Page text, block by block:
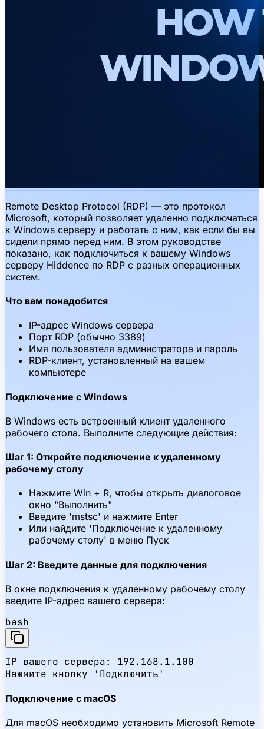
Remote Desktop Protocol (RDP) — это протокол
Microsoft, который позволяет удаленно подключаться
к Windows серверу и работать с ним, как если бы вы
сидели прямо перед ним. В этом руководстве
показано, как подключиться к вашему Windows
серверу Hiddence по RDP с разных операционных
систем.
Что вам понадобится
IP-адрес Windows сервера
Порт RDP (обычно 3389)
Имя пользователя администратора и пароль
RDP-клиент, установленный на вашем
компьютере
Подключение с Windows
В Windows есть встроенный клиент удаленного
рабочего стола. Выполните следующие действия:
Шаг 1: Откройте подключение к удаленному
рабочему столу
Нажмите Win + R, чтобы открыть диалоговое
окно "Выполнить"
Введите 'mstsc' и нажмите Enter
Или найдите 'Подключение к удаленному
рабочему столу' в меню Пуск
Шаг 2: Введите данные для подключения
В окне подключения к удаленному рабочему столу
введите IP-адрес вашего сервера:
bash
IP вашего сервера: 192.168.1.100
Нажмите кнопку 'Подключить'
Подключение с macOS
Для macOS необходимо установить Microsoft Remote